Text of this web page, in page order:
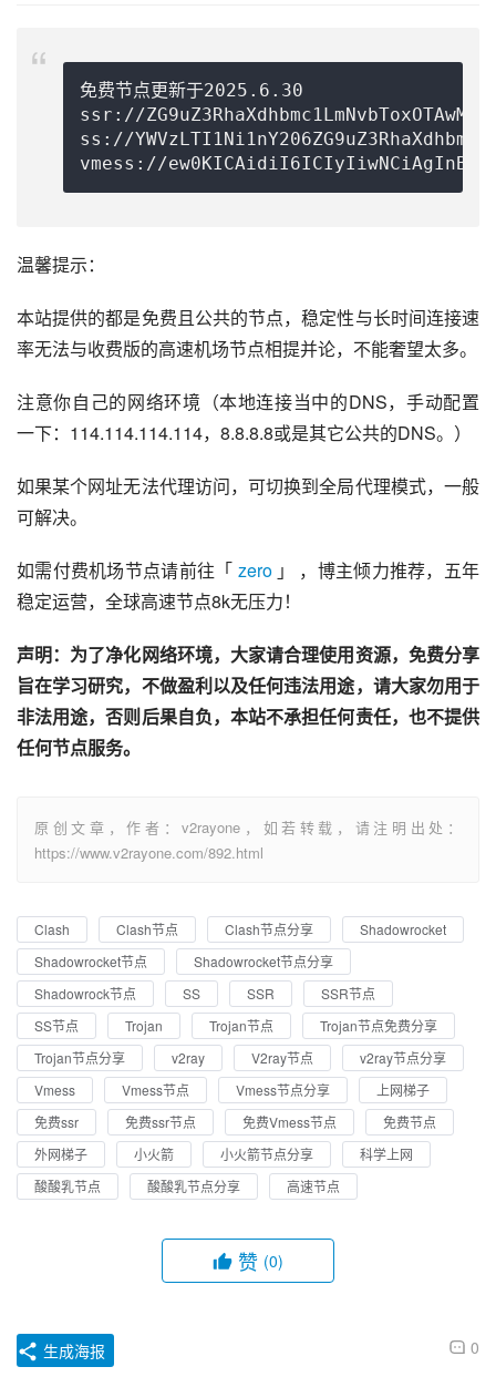
免费节点更新于2025.6.30
ssr://
ss://
vmess://
温馨提示：
本站提供的都是免费且公共的节点，稳定性与长时间连接速
率无法与收费版的高速机场节点相提并论，不能奢望太多。
注意你自己的网络环境（本地连接当中的DNS，手动配置
一下：114.114.114.114，8.8.8.8或是其它公共的DNS。）
如果某个网址无法代理访问，可切换到全局代理模式，一般
可解决。
如需付费机场节点请前往「 zero 」 ，博主倾力推荐，五年
稳定运营，全球高速节点8k无压力！
声明：为了净化网络环境，大家请合理使用资源，免费分享
旨在学习研究，不做盈利以及任何违法用途，请大家勿用于
非法用途，否则后果自负，本站不承担任何责任，也不提供
任何节点服务。
原创文章，作者：v2rayone，如若转载，请注明出处：
https://www.v2rayone.com/892.html
Clash Clash节点 Clash节点分享
Shadowrocket
Shadowrocket节点
Shadowrocket节点分享
Shadowrock节点
SS SSR
SSR节点
SS节点
Trojan Trojan节点
Trojan节点免费分享
Trojan节点分享
v2ray V2ray节点
v2ray节点分享
Vmess
Vmess节点 Vmess节点分享
上网梯子
免费ssr
免费ssr节点 免费Vmess节点
免费节点
外网梯子
小火箭 小火箭节点分享
科学上网
酸酸乳节点
酸酸乳节点分享 高速节点
赞 (0)
0
生成海报